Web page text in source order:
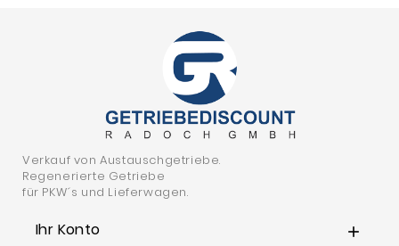
Verkauf von Austauschgetriebe.
Regenerierte Getriebe
für PKW´s und Lieferwagen.
Ihr Konto 